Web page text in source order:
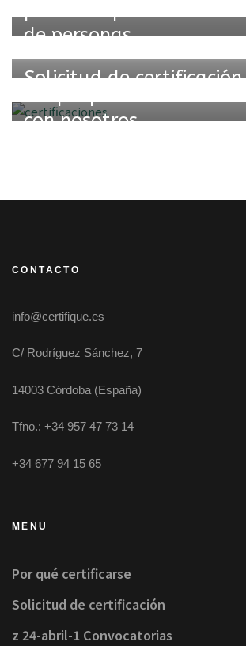
de personas
Solicitud de certificación
con nosotros
CONTACTO
info@certifique.es
C/ Rodríguez Sánchez, 7
14003 Córdoba (España)
Tfno.: +34 957 47 73 14
+34 677 94 15 65
MENU
Por qué certificarse
Solicitud de certificación
z 24-abril-1 Convocatorias